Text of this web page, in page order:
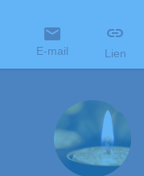
E-mail Lien